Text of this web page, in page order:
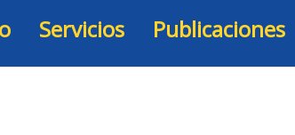
Servicios Publicaciones